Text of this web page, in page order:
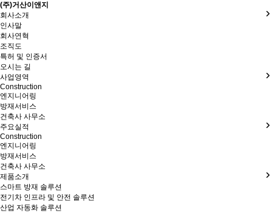
(주)거산이앤지
회사소개
인사말
회사연혁
조직도
특허 및 인증서
오시는 길
사업영역
Construction
엔지니어링
방재서비스
건축사 사무소
주요실적
Construction
엔지니어링
방재서비스
건축사 사무소
제품소개
스마트 방재 솔루션
전기차 인프라 및 안전 솔루션
산업 자동화 솔루션